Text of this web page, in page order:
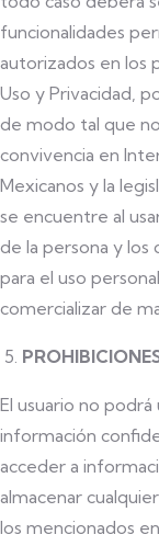
funcionalidades
autorizados en los
Uso y Privacidad,
de modo tal que
convivencia en
Mexicanos y la
se encuentre al
de la persona y los
para el uso
comercializar de
El usuario no
información
acceder a
almacenar
los mencionados